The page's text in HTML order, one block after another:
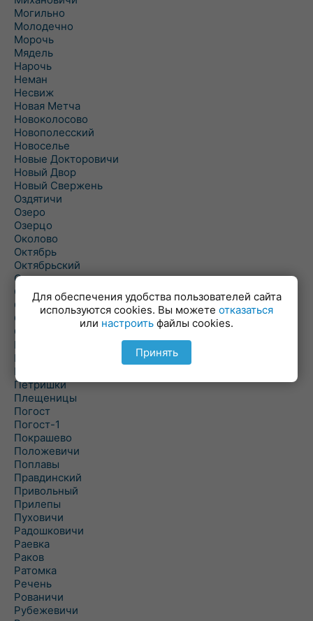
Могильно
Молодечно
Морочь
Мядель
Нарочь
Неман
Несвиж
Новая Метча
Новоколосово
Новополесский
Новоселье
Новые Докторовичи
Новый Двор
Новый Свержень
Оздятичи
Озеро
Озерцо
Околово
Октябрь
Октябрьский
Олехновичи
Омговичи
Оношки
Осовец
Острошицкий Городок
Пасека
Пастовичи
Першаи
Петришки
Плещеницы
Погост
Погост-1
Покрашево
Положевичи
Поплавы
Правдинский
Привольный
Прилепы
Пуховичи
Радошковичи
Раевка
Раков
Ратомка
Речень
Рованичи
Рубежевичи
Для обеспечения удобства пользователей сайта
используются cookies. Вы можете отказаться
или настроить файлы cookies.
Принять